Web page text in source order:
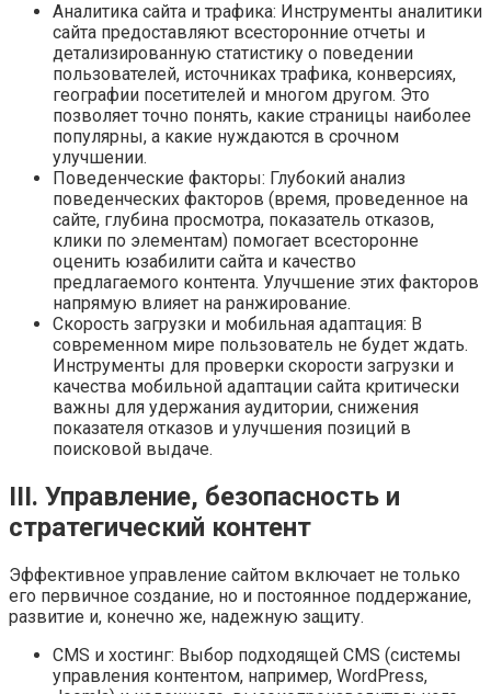
Аналитика сайта и трафика: Инструменты аналитики
сайта предоставляют всесторонние отчеты и
детализированную статистику о поведении
пользователей, источниках трафика, конверсиях,
географии посетителей и многом другом. Это
позволяет точно понять, какие страницы наиболее
популярны, а какие нуждаются в срочном
улучшении.
Поведенческие факторы: Глубокий анализ
поведенческих факторов (время, проведенное на
сайте, глубина просмотра, показатель отказов,
клики по элементам) помогает всесторонне
оценить юзабилити сайта и качество
предлагаемого контента. Улучшение этих факторов
напрямую влияет на ранжирование.
Скорость загрузки и мобильная адаптация: В
современном мире пользователь не будет ждать.
Инструменты для проверки скорости загрузки и
качества мобильной адаптации сайта критически
важны для удержания аудитории, снижения
показателя отказов и улучшения позиций в
поисковой выдаче.
III. Управление, безопасность и
стратегический контент
Эффективное управление сайтом включает не только
его первичное создание, но и постоянное поддержание,
развитие и, конечно же, надежную защиту.
CMS и хостинг: Выбор подходящей CMS (системы
управления контентом, например, WordPress,